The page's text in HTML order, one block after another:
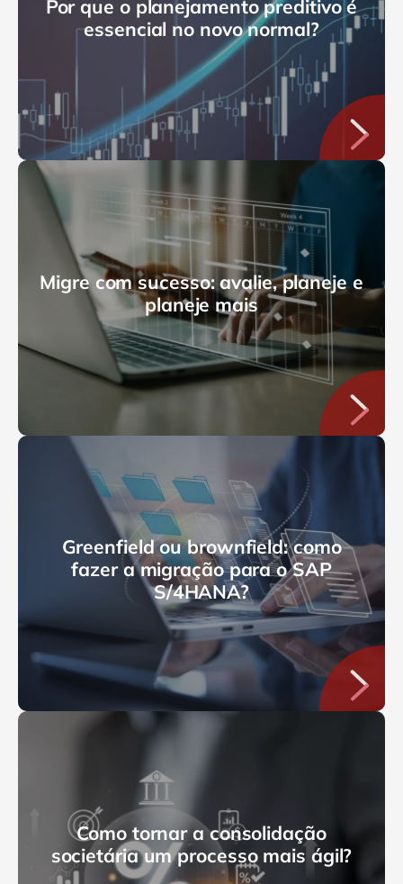
Por que o planejamento preditivo é
essencial no novo normal?
Migre com sucesso: avalie, planeje e
planeje mais
Greenfield ou brownfield: como
fazer a migração para o SAP
S/4HANA?
Como tornar a consolidação
societária um processo mais ágil?